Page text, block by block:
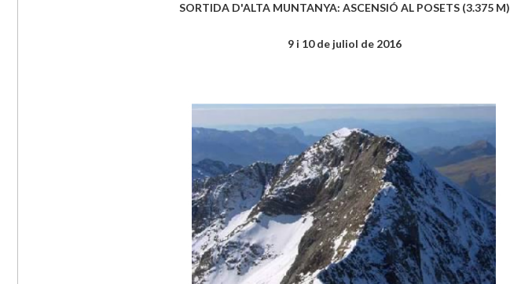
SORTIDA D'ALTA MUNTANYA: ASCENSIÓ AL POSETS (3.375 M)
9 i 10 de juliol de 2016